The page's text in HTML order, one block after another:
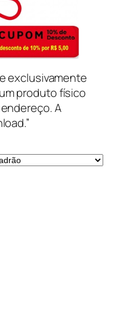
exclusivamente
produto físico
A